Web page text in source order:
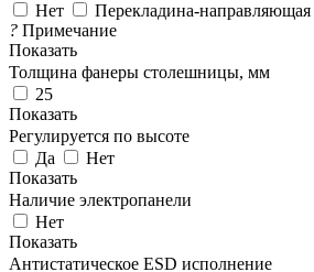
Нет
Перекладина-направляющая
? Примечание
Показать
Толщина фанеры столешницы, мм
25
Показать
Регулируется по высоте
Да
Нет
Показать
Наличие электропанели
Нет
Показать
Антистатическое ESD исполнение